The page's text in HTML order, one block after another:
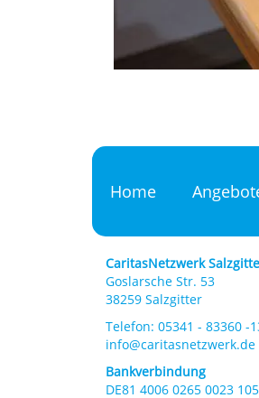
Navigation
Home
CaritasNetzwerk
Goslarsche Str. 53
38259 Salzgitter
Telefon: 05341 - 83360 -
info@caritasnetzwerk.de
Bankverbindung
DE81 4006 0265 0023